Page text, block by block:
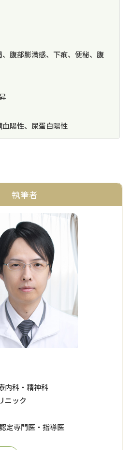
腹部膨満感、下痢、便秘、腹
陽性、尿蛋白陽性
執筆者
内科・精神科
ニック
定専門医・指導医